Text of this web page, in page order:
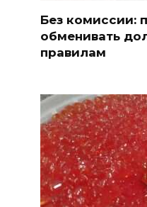
Без комиссии:
обменивать
правилам